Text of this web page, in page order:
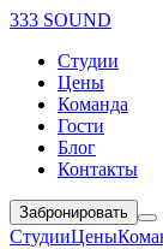
333 SOUND
Студии
Цены
Команда
Гости
Блог
Контакты
Забронировать
СтудииЦены